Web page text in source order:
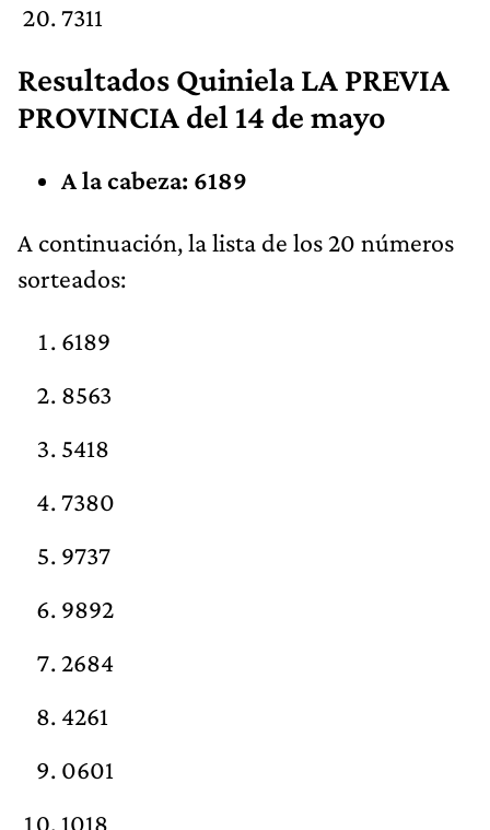
7311
Resultados Quiniela LA PREVIA
PROVINCIA del 14 de mayo
A la cabeza: 6189
A continuación, la lista de los 20 números
sorteados:
6189
8563
5418
7380
9737
9892
2684
4261
0601
1018